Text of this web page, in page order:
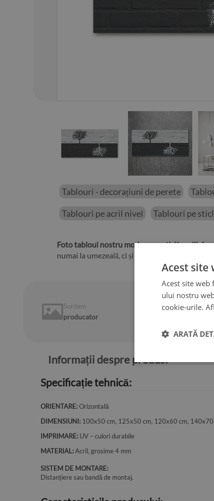
01 /
Tablouri - decorațiuni de perete
Tablouri pe acril nivel
Tablouri pe
Foto tabloul nostru modern pe sticlă acrilică
numai la umezeală, ci și la soare. Imaginați-vă
Suntem
producator
14 de zile
Informații despre produs:
Specificație tehnică:
ORIENTARE:Orizontală
DIMENSIUNI: 100x50 cm, 125x50 cm, 120x60 cm, 140x70
IMPRIMARE: UV – culori durabile
MATERIAL:Acril, grosime 4 mm
SISTEM DE MONTARE:
Distanțiere sau bandă de montaj.
Acest site
Acest site
ului nostru
cookie-urile.
ARATĂ